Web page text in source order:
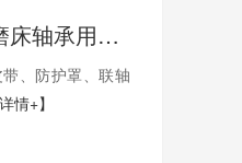
磨床轴承怎么换？磨床轴承用哪家的比较好？
、防护罩、联轴
详情+】